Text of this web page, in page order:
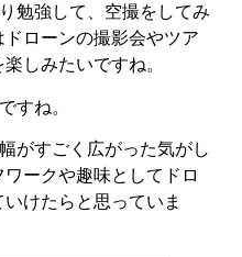
勉強して、空撮をしてみ
ローンの撮影会やツア
しみたいですね。
すね。
がすごく広がった気がし
ークや趣味としてドロ
けたらと思っていま